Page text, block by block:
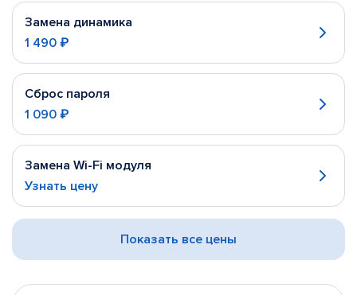
Замена динамика
1 490 ₽
Сброс пароля
1 090 ₽
Замена Wi-Fi модуля
Узнать цену
Показать все цены